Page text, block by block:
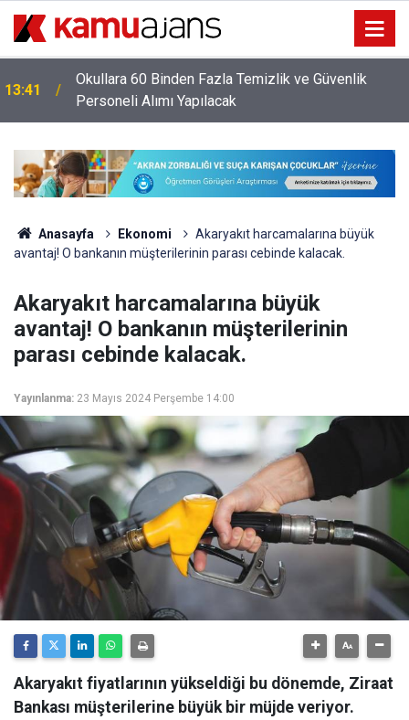
13:41
Okullara 60 Binden Fazla Temizlik ve Güvenlik
Personeli Alımı Yapılacak
Anasayfa Ekonomi
Akaryakıt harcamalarına büyük
avantaj! O bankanın müşterilerinin parası cebinde kalacak.
Akaryakıt harcamalarına büyük
avantaj! O bankanın müşterilerinin
parası cebinde kalacak.
Yayınlanma: 23 Mayıs 2024 Perşembe 14:00
Akaryakıt fiyatlarının yükseldiği bu dönemde, Ziraat
Bankası müşterilerine büyük bir müjde veriyor.